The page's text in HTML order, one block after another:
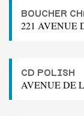
BOUCHER
221 AVENUE
CD POLISH
AVENUE DE